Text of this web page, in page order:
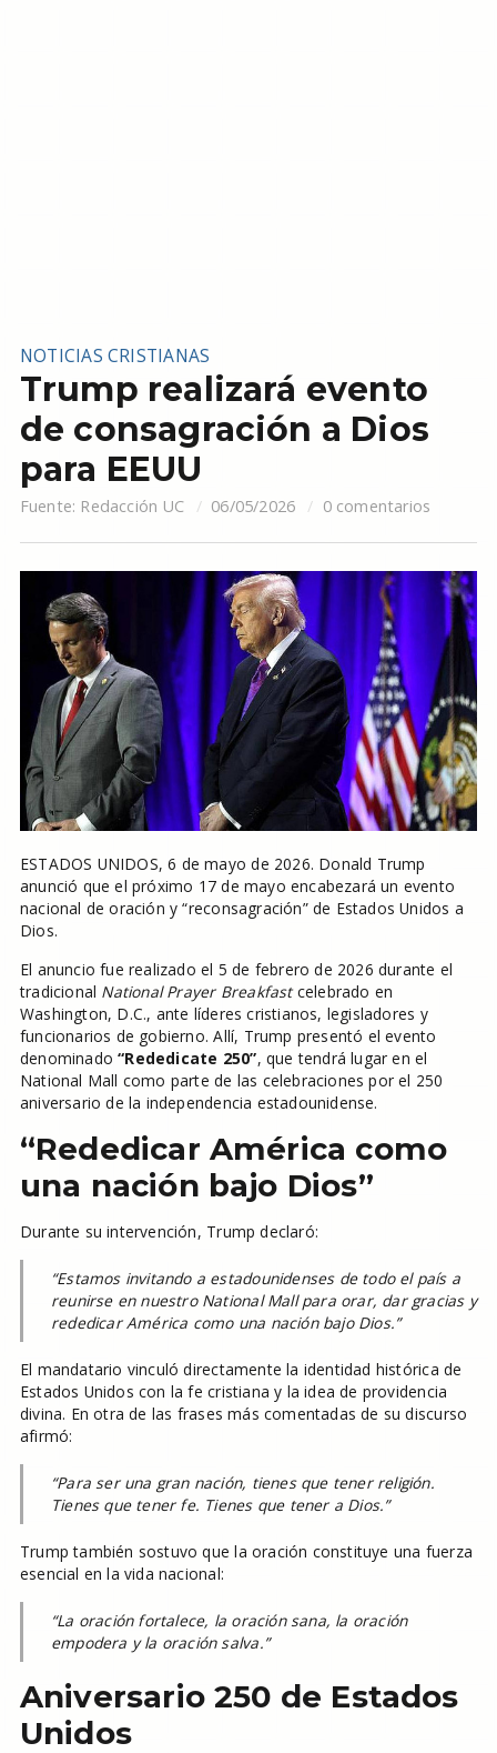
NOTICIAS CRISTIANAS
Trump realizará evento
de consagración a Dios
para EEUU
Fuente: Redacción UC 06/05/2026 0 comentarios
ESTADOS UNIDOS, 6 de mayo de 2026. Donald Trump
anunció que el próximo 17 de mayo encabezará un evento
nacional de oración y “reconsagración” de Estados Unidos a
Dios.
El anuncio fue realizado el 5 de febrero de 2026 durante el
tradicional National Prayer Breakfastcelebrado en
Washington, D.C., ante líderes cristianos, legisladores y
funcionarios de gobierno. Allí, Trump presentó el evento
denominado“Rededicate 250”, que tendrá lugar en el
National Mall como parte de las celebraciones por el 250
aniversario de la independencia estadounidense.
“Rededicar América como
una nación bajo Dios”
Durante su intervención, Trump declaró:
“Estamos invitando a estadounidenses de todo el país a
reunirse en nuestro National Mall para orar, dar gracias y
rededicar América como una nación bajo Dios.”
El mandatario vinculó directamente la identidad histórica de
Estados Unidos con la fe cristiana y la idea de providencia
divina. En otra de las frases más comentadas de su discurso
afirmó:
“Para ser una gran nación, tienes que tener religión.
Tienes que tener fe. Tienes que tener a Dios.”
Trump también sostuvo que la oración constituye una fuerza
esencial en la vida nacional:
“La oración fortalece, la oración sana, la oración
empodera y la oración salva.”
Aniversario 250 de Estados
Unidos